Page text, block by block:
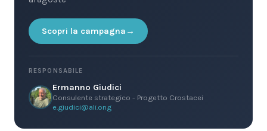
Scopri la campagna
RESPONSABILE
Ermanno Giudici
Consulente strategico - Progetto Crostacei
e.giudici@ali.ong